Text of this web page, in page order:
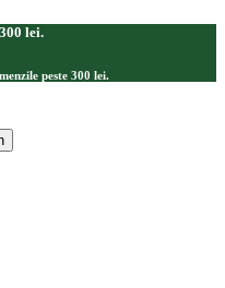
lei.
peste 300 lei.